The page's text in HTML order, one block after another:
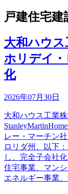
戸建住宅
大和ハウ
ホリデイ
化
2026年07月30日
大和ハウス工業
レー・マーチン
ロリダ州、以下
し、完全子会社
住宅事業、マン
エネルギー事業